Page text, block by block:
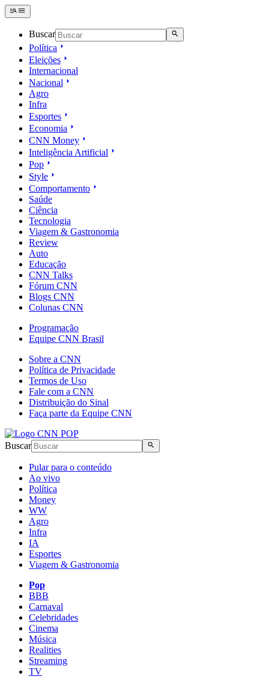
Buscar
Política
Eleições
Internacional
Nacional
Agro
Infra
Esportes
Economia
CNN Money
Inteligência Artificial
Pop
Style
Comportamento
Saúde
Ciência
Tecnologia
Viagem & Gastronomia
Review
Auto
Educação
CNN Talks
Fórum CNN
Blogs CNN
Colunas CNN
Programação
Equipe CNN Brasil
Sobre a CNN
Política de Privacidade
Termos de Uso
Fale com a CNN
Distribuição do Sinal
Faça parte da Equipe CNN
Buscar
Pular para o conteúdo
Ao vivo
Política
Money
WW
Agro
Infra
IA
Esportes
Viagem & Gastronomia
Pop
BBB
Carnaval
Celebridades
Cinema
Música
Realities
Streaming
TV